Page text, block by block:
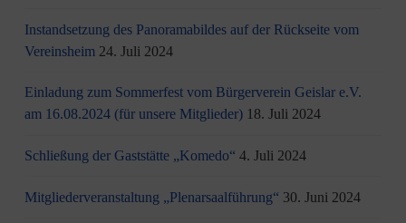
Instandsetzung des Panoramabildes auf der Rückseite vom
Vereinsheim 24. Juli 2024
Einladung zum Sommerfest vom Bürgerverein Geislar e.V.
am 16.08.2024 (für unsere Mitglieder) 18. Juli 2024
Schließung der Gaststätte „Komedo“ 4. Juli 2024
Mitgliederveranstaltung „Plenarsaalführung“ 30. Juni 2024